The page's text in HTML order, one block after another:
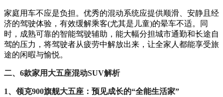
家庭用车不应是负担。优秀的混动系统应提供顺滑、安静且经
济的驾驶体验，有效缓解乘客(尤其是儿童)的晕车不适。同
时，成熟可靠的智能驾驶辅助，能大幅分担城市通勤和长途自
驾的压力，将驾驶者从疲劳中解放出来，让全家人都能享受旅
途的闲暇与愉悦。
二、6款家用大五座混动SUV解析
1、领克900旗舰大五座：预见成长的“全能生活家”